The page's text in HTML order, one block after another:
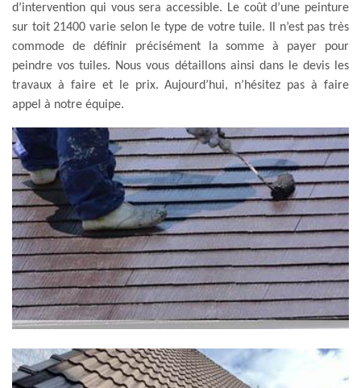
d’intervention qui vous sera accessible. Le coût d’une peinture
sur toit 21400 varie selon le type de votre tuile. Il n’est pas très
commode de définir précisément la somme à payer pour
peindre vos tuiles. Nous vous détaillons ainsi dans le devis les
travaux à faire et le prix. Aujourd’hui, n’hésitez pas à faire
appel à notre équipe.